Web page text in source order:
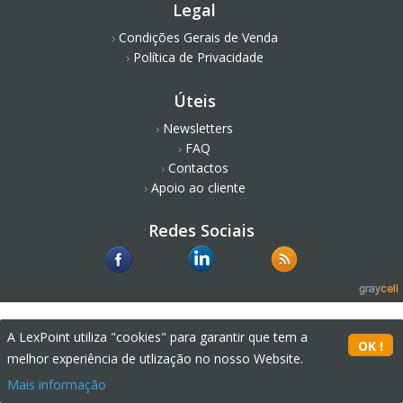
Legal
Condições Gerais de Venda
Política de Privacidade
Úteis
Newsletters
FAQ
Contactos
Apoio ao cliente
Redes Sociais
A LexPoint utiliza "cookies" para garantir que tem a
melhor experiência de utlização no nosso Website.
Mais informação